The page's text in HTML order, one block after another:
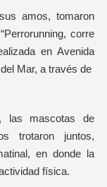
amos, tomaron
corre
en Avenida
Mar, a través de
las mascotas de
trotaron juntos,
en donde la
física.